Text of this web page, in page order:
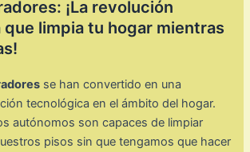
¡La revolución
limpia tu hogar mientras
se han convertido en una
tecnológica en el ámbito del hogar.
autónomos son capaces de limpiar
pisos sin que tengamos que hacer